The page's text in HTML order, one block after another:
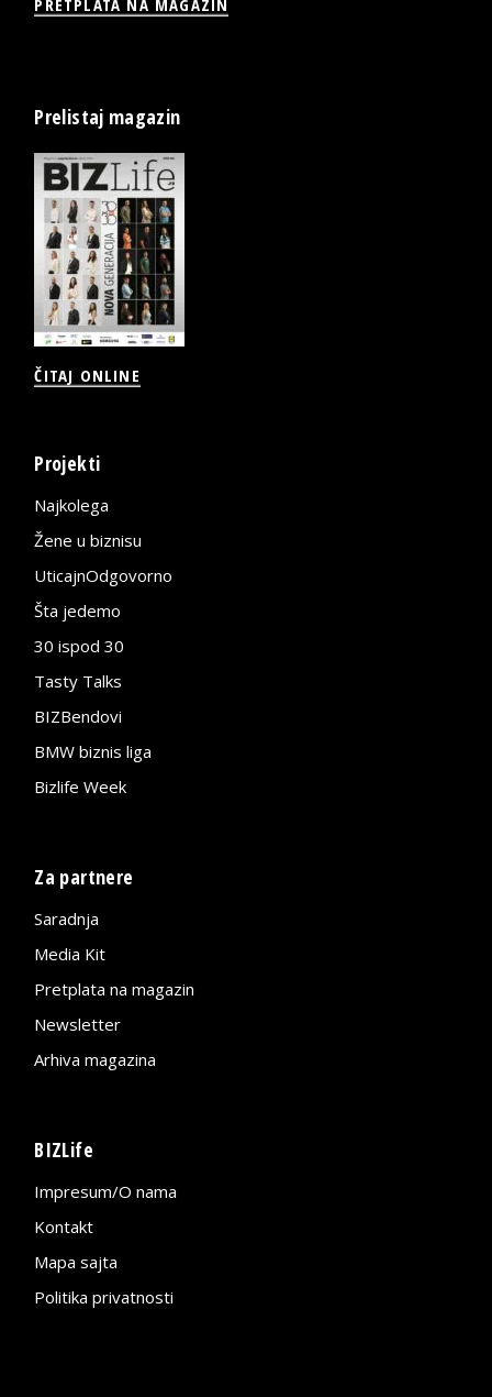
PRETPLATA NA MAGAZIN
Prelistaj magazin
ČITAJ ONLINE
Projekti
Najkolega
Žene u biznisu
UticajnOdgovorno
Šta jedemo
30 ispod 30
Tasty Talks
BIZBendovi
BMW biznis liga
Bizlife Week
Za partnere
Saradnja
Media Kit
Pretplata na magazin
Newsletter
Arhiva magazina
BIZLife
Impresum/O nama
Kontakt
Mapa sajta
Politika privatnosti